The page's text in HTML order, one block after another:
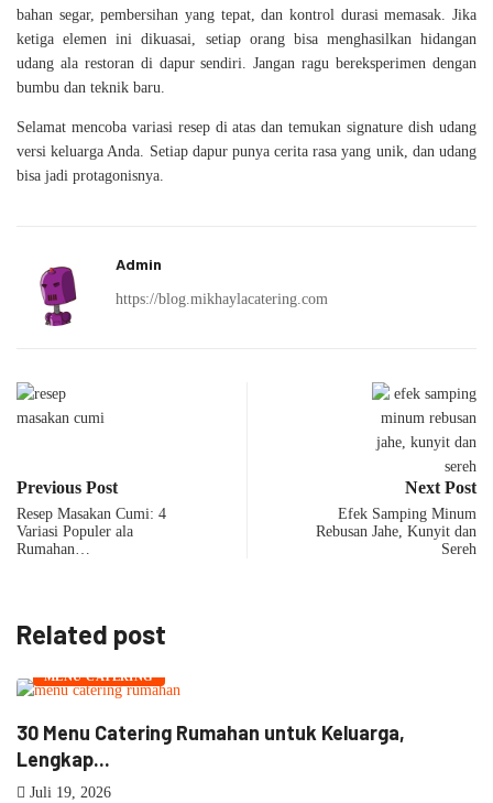
bahan segar, pembersihan yang tepat, dan kontrol durasi memasak. Jika
ketiga elemen ini dikuasai, setiap orang bisa menghasilkan hidangan
udang ala restoran di dapur sendiri. Jangan ragu bereksperimen dengan
bumbu dan teknik baru.
Selamat mencoba variasi resep di atas dan temukan signature dish udang
versi keluarga Anda. Setiap dapur punya cerita rasa yang unik, dan udang
bisa jadi protagonisnya.
Admin
https://blog.mikhaylacatering.com
Previous Post
Resep Masakan Cumi: 4
Variasi Populer ala
Rumahan…
Next Post
Efek Samping Minum
Rebusan Jahe, Kunyit dan
Sereh
Related post
MENU CATERING
12 Ide Menu Catering Kantoran Agar Karyawan...
Juli 18, 2026